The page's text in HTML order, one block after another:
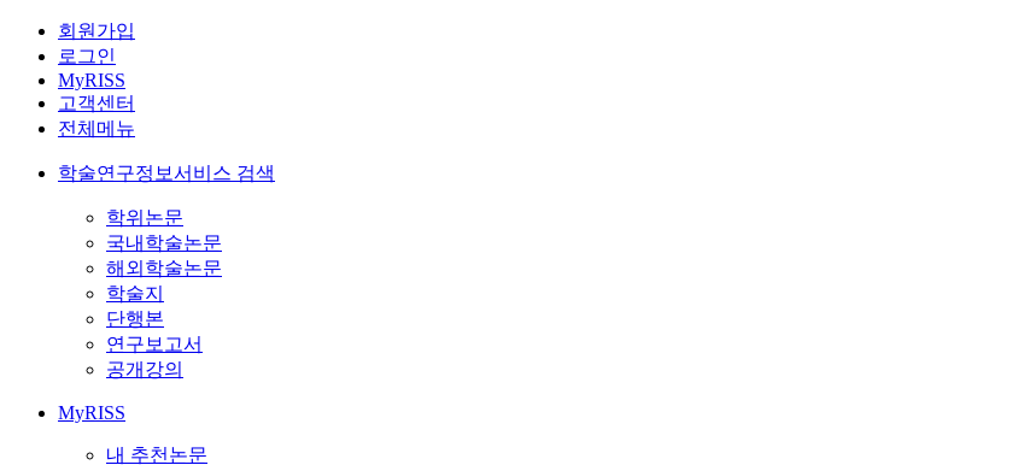
회원가입
로그인
MyRISS
고객센터
전체메뉴
학술연구정보서비스 검색
학위논문
국내학술논문
해외학술논문
학술지
단행본
연구보고서
공개강의
MyRISS
내 추천논문